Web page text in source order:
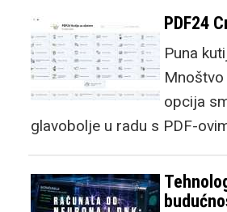
PDF24
Puna
opcija
glavobolje u radu s PDF-